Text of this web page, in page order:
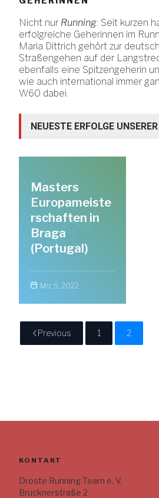
Nicht nur Running: Seit kurzen
erfolgreiche Geherinnen im
Maria Dittrich gehört zur
Straßengehen auf der
ebenfalls eine Spitzengeherin
wie auch international immer
W60 dabei.
NEUESTE ERFOLGE
Masters
Europameiste
rschaften in
Braga
(Portugal)
Mrz 6, 2022
Previous 1 2
KONTAKT
Droste Running Team e. V.
Brucknerstraße 2